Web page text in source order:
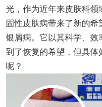
光，作为近年来皮肤科
固性皮肤病带来了新的
银屑病。它以其科学、
到了恢复的希望，但具
呢？